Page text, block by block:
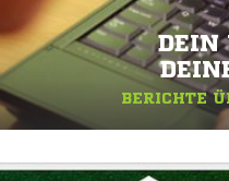
DEIN
BERICHTE